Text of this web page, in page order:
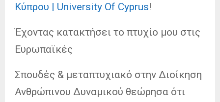
Κύπρου | University Of Cyprus!
Έχοντας κατακτήσει το πτυχίο μου στις
Ευρωπαϊκές
Σπουδές & μεταπτυχιακό στην Διοίκηση
Ανθρώπινου Δυναμικού θεώρησα ότι